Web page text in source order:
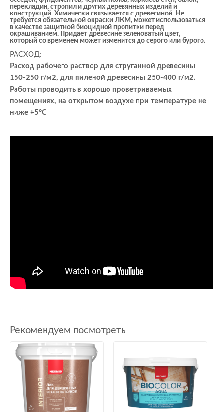
перекладин, стропил и других деревянных изделий и
конструкций. Химически связывается с древесиной. Не
требуется обязательной окраски ЛКМ, может использоваться
в качестве защитной биоцидной пропитки перед
окрашиванием. Придает древесине зеленоватый цвет,
который со временем может изменится до серого или бурого.
РАСХОД:
Расход рабочего раствор для струганной древесины
150-250 г/м2, для пиленой древесины 250-400 г/м2.
Работы проводить в хорошо проветриваемых
помещениях, на открытом воздухе при температуре не
ниже +5°С
Рекомендуем посмотреть